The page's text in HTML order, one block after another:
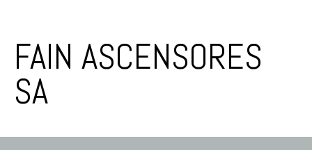
FAIN ASCENSORES
SA